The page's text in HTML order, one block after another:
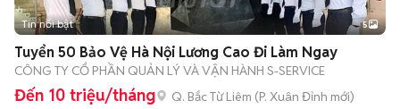
Tin nổi bật 5
Tuyển 50 Bảo Vệ Hà Nội Lương Cao Đi Làm Ngay
CÔNG TY CỔ PHẦN QUẢN LÝ VÀ VẬN HÀNH S-SERVICE
Đến 10 triệu/tháng Q. Bắc Từ Liêm (P. Xuân Đỉnh mới)